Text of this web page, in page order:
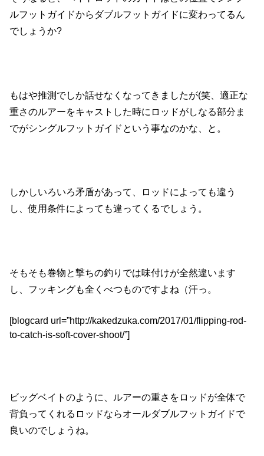
ルフットガイドからダブルフットガイドに変わってるん
でしょうか?
もはや推測でしか話せなくなってきましたが(笑、適正な
重さのルアーをキャストした時にロッドがしなる部分ま
でがシングルフットガイドという事なのかな、と。
しかしいろいろ矛盾があって、ロッドによっても違う
し、使用条件によっても違ってくるでしょう。
そもそも巻物と撃ちの釣りでは味付けが全然違います
し、フッキングも全くべつものですよね（汗っ。
[blogcard url=”http://kakedzuka.com/2017/01/flipping-rod-
to-catch-is-soft-cover-shoot/”]
ビッグベイトのように、ルアーの重さをロッドが全体で
背負ってくれるロッドならオールダブルフットガイドで
良いのでしょうね。